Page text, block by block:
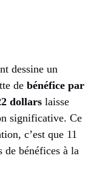
dessine un
de bénéfice par
dollars laisse
significative. Ce
c’est que 11
de bénéfices à la